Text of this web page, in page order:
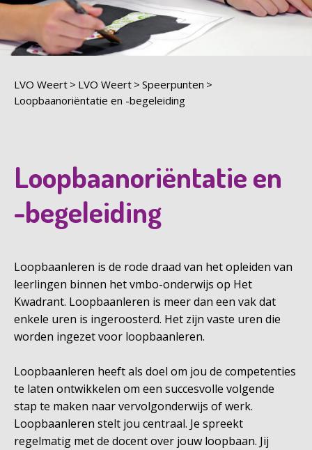
LVO Weert LVO Weert
Speerpunten
Loopbaanoriëntatie en -begeleiding
Loopbaanoriëntatie en
-begeleiding
Loopbaanleren is de rode draad van het opleiden van
leerlingen binnen het vmbo-onderwijs op Het
Kwadrant. Loopbaanleren is meer dan een vak dat
enkele uren is ingeroosterd. Het zijn vaste uren die
worden ingezet voor loopbaanleren.
Loopbaanleren heeft als doel om jou de competenties
te laten ontwikkelen om een succesvolle volgende
stap te maken naar vervolgonderwijs of werk.
Loopbaanleren stelt jou centraal. Je spreekt
regelmatig met de docent over jouw loopbaan. Jij